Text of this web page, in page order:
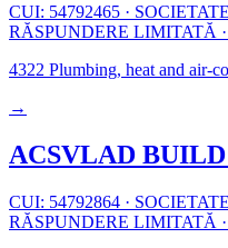
CUI: 54792465 ·
RĂSPUNDERE LIMITATĂ ·
4322 Plumbing, heat and air-
→
ACSVLAD BUILD
CUI: 54792864 ·
RĂSPUNDERE LIMITATĂ ·